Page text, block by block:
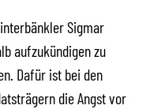
Sigmar
aufzukündigen zu
Dafür ist bei den
die Angst vor